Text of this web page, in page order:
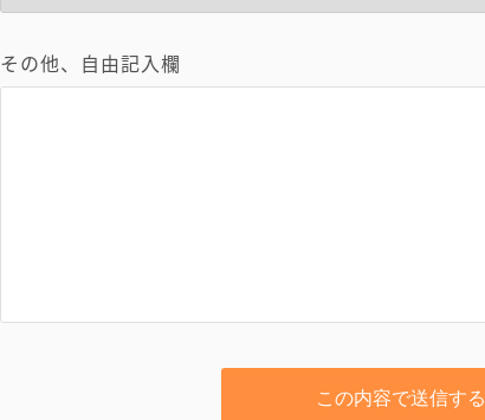
その他、自由記入欄
この内容で送信する